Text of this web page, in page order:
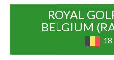
ROYAL
BELGIUM
18